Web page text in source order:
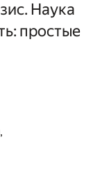
Наука
простые